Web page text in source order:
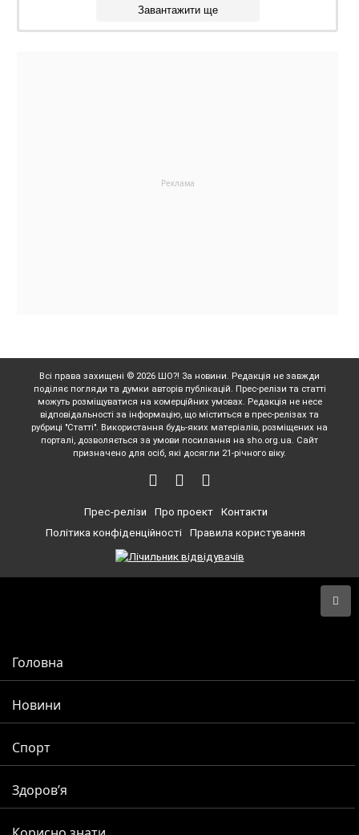
Завантажити ще
Всі права захищені © 2026 ШО?! За новини. Редакція не завжди
поділяє погляди та думки авторів публікацій. Прес-релізи та статті
можуть розміщуватися на комерційних умовах. Редакція не несе
відповідальності за інформацію, що міститься в прес-релізах та
рубриці "Статті". Використання будь-яких матеріалів, розміщених на
порталі, дозволяється за умови посилання на sho.org.ua. Сайт
призначено для осіб, які досягли 21-річного віку.
Прес-релізи Про проект
Контакти
Політика конфіденційності
Правила користування
Головна
Новини
Спорт
Здоров’я